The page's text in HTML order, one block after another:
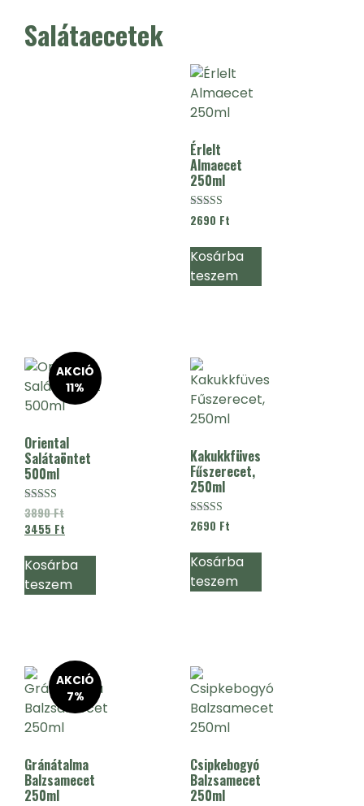
Salátaecetek
Érlelt
Almaecet
250ml
Értékelés:
5.00
2690 Ft
Kosárba
teszem
AKCIÓ
11%
Oriental
Salátaöntet
500ml
Értékelés:
4.67
/ 5
3890Ft
3455 Ft
Kosárba
teszem
Kakukkfüves
Fűszerecet,
250ml
Értékelés:
4.91
2690 Ft
Kosárba
teszem
AKCIÓ
7%
Gránátalma
Balzsamecet
250ml
Csipkebogyó
Balzsamecet
250ml